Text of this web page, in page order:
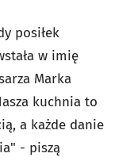
posiłek
w imię
Marka
kuchnia to
a każde danie
- piszą